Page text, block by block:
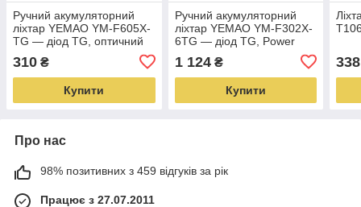
Ручний акумуляторний
ліхтар YEMAO YM-F605X-
TG — діод TG, оптичний
310 ₴
Купити
Ручний акумуляторний
ліхтар YEMAO YM-F302X-
6TG — діод TG, Power
1 124₴
Купити
338
Про нас
98% позитивних з 459 відгуків за рік
Працює з 27.07.2011